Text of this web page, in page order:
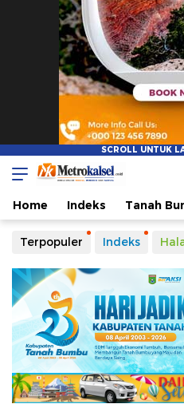
Home Indeks Tanah
Terpopuler Indeks